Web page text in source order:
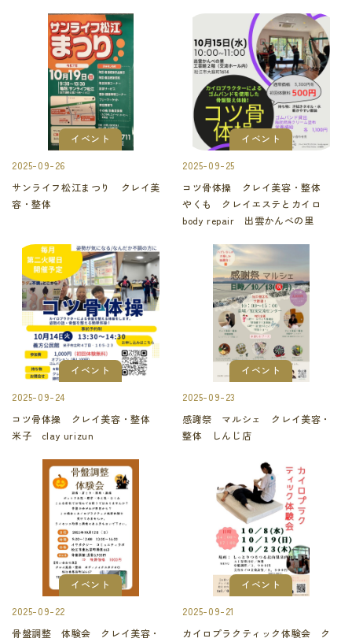
イベント
2025-09-26
サンライフ松江まつり クレイ美
容・整体
イベント
2025-09-25
コツ骨体操 クレイ美容・整体
やくも クレイエステとカイロ
body repair 出雲かんべの里
イベント
2025-09-24
コツ骨体操 クレイ美容・整体
米子 clay urizun
イベント
2025-09-23
感謝祭 マルシェ クレイ美容・
整体 しんじ店
イベント
2025-09-22
骨盤調整 体験会 クレイ美容・
イベント
2025-09-21
カイロプラクティック体験会 ク